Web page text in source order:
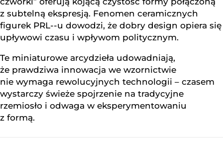
z subtelną ekspresją. Fenomen ceramicznych
figurek PRL--u dowodzi, że dobry design opiera się
upływowi czasu i wpływom politycznym.
Te miniaturowe arcydzieła udowadniają,
że prawdziwa innowacja we wzornictwie
nie wymaga rewolucyjnych technologii – czasem
wystarczy świeże spojrzenie na tradycyjne
rzemiosło i odwaga w eksperymentowaniu
z formą.